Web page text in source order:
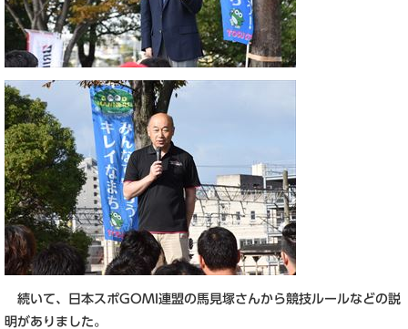
続いて、日本スポGOMI連盟の馬見塚さんから競技ルールなどの説
明がありました。